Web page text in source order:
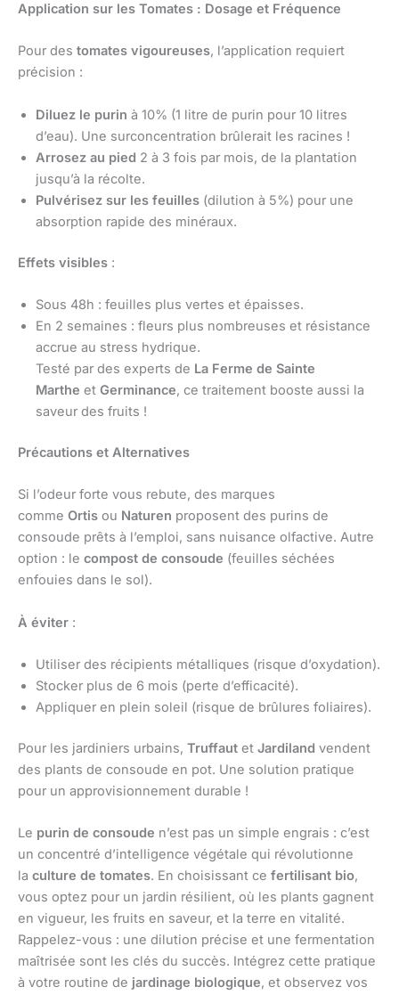
Application sur les Tomates : Dosage et Fréquence
Pour des tomates vigoureuses, l’application requiert
précision :
Diluez le purin à 10% (1 litre de purin pour 10 litres
d’eau). Une surconcentration brûlerait les racines !
Arrosez au pied 2 à 3 fois par mois, de la plantation
jusqu’à la récolte.
Pulvérisez sur les feuilles (dilution à 5%) pour une
absorption rapide des minéraux.
Effets visibles :
Sous 48h : feuilles plus vertes et épaisses.
En 2 semaines : fleurs plus nombreuses et résistance
accrue au stress hydrique.
Testé par des experts de La Ferme de Sainte
Marthe et Germinance, ce traitement booste aussi la
saveur des fruits !
Précautions et Alternatives
Si l’odeur forte vous rebute, des marques
comme Ortis ou Naturen proposent des purins de
consoude prêts à l’emploi, sans nuisance olfactive. Autre
option : le compost de consoude (feuilles séchées
enfouies dans le sol).
À éviter :
Utiliser des récipients métalliques (risque d’oxydation).
Stocker plus de 6 mois (perte d’efficacité).
Appliquer en plein soleil (risque de brûlures foliaires).
Pour les jardiniers urbains, Truffaut et Jardiland vendent
des plants de consoude en pot. Une solution pratique
pour un approvisionnement durable !
Le purin de consoude n’est pas un simple engrais : c’est
un concentré d’intelligence végétale qui révolutionne
la culture de tomates. En choisissant ce fertilisant bio,
vous optez pour un jardin résilient, où les plants gagnent
en vigueur, les fruits en saveur, et la terre en vitalité.
Rappelez-vous : une dilution précise et une fermentation
maîtrisée sont les clés du succès. Intégrez cette pratique
à votre routine de jardinage biologique, et observez vos